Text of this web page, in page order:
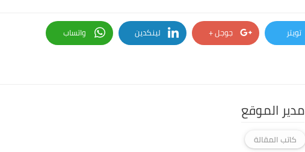
تويتر جوجل + لينكدين
واتساب
مدير الموقع
كاتب المقالة